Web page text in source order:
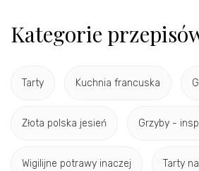
Kategorie
Tarty Kuchnia francuska
Złota polska jesień Grzyby -
Wigilijne potrawy inaczej Tarty